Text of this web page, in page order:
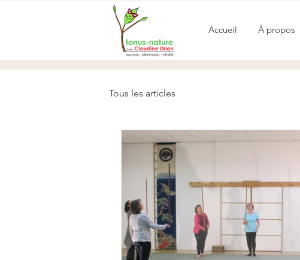
Accueil À propos
Tous les articles